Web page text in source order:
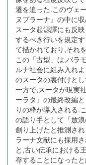
遷を追った.このヴェ
ヌプラーナ』の中に
スータ起源譯にも反
するべき行いを規定
て描かれており,それ
この「古型」は,バラ
ルナ社会に組み入れ
のスータの裏付けと
一方で,スータが現実
ーラタ』の最終改編
りの枠が導入される.
の語り手として「放
創り上げたと推測さ
ラーナ文献にも採用
と,古い伝承における
存することになった